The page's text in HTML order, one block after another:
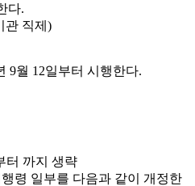
다.
관 직제)
9월 12일부터 시행한다.
터 까지 생략
령 일부를 다음과 같이 개정한